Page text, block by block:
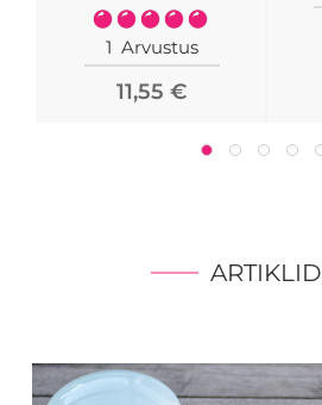
Rating:
100%
1 Arvustus
11,55 €
ARTIKLID